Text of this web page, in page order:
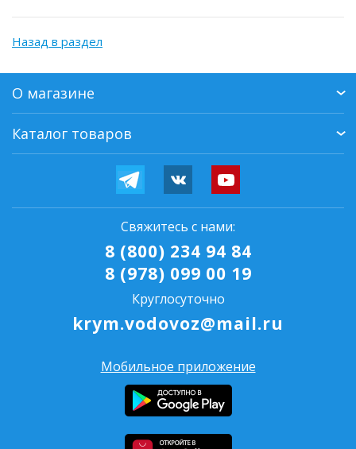
Назад в раздел
О магазине
Каталог товаров
Свяжитесь с нами:
8 (800) 234 94 84
8 (978) 099 00 19
Круглосуточно
krym.vodovoz@mail.ru
Мобильное приложение